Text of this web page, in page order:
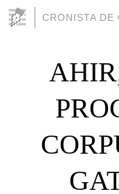
CRONISTA DE